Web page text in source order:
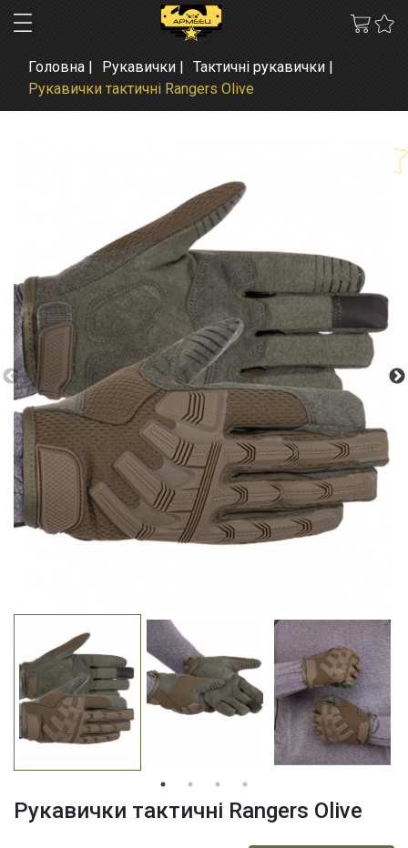
Головна Рукавички
Тактичні рукавички
Рукавички тактичні Rangers Olive
Рукавички тактичні Rangers Olive